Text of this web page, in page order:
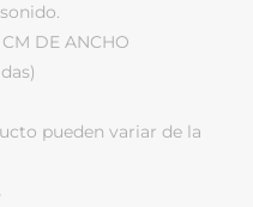
DE ANCHO
pueden variar de la